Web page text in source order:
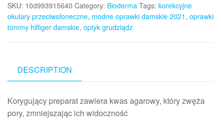
SKU: 10d993915640 Category: Bioderma Tags: korekcyjne
okulary przeciwsłoneczne, modne oprawki damskie 2021 , oprawki
tommy hilfiger damskie, optyk grudziądz
DESCRIPTION
Korygujący preparat zawiera kwas agarowy, który zwęża
pory, zmniejszając ich widoczność